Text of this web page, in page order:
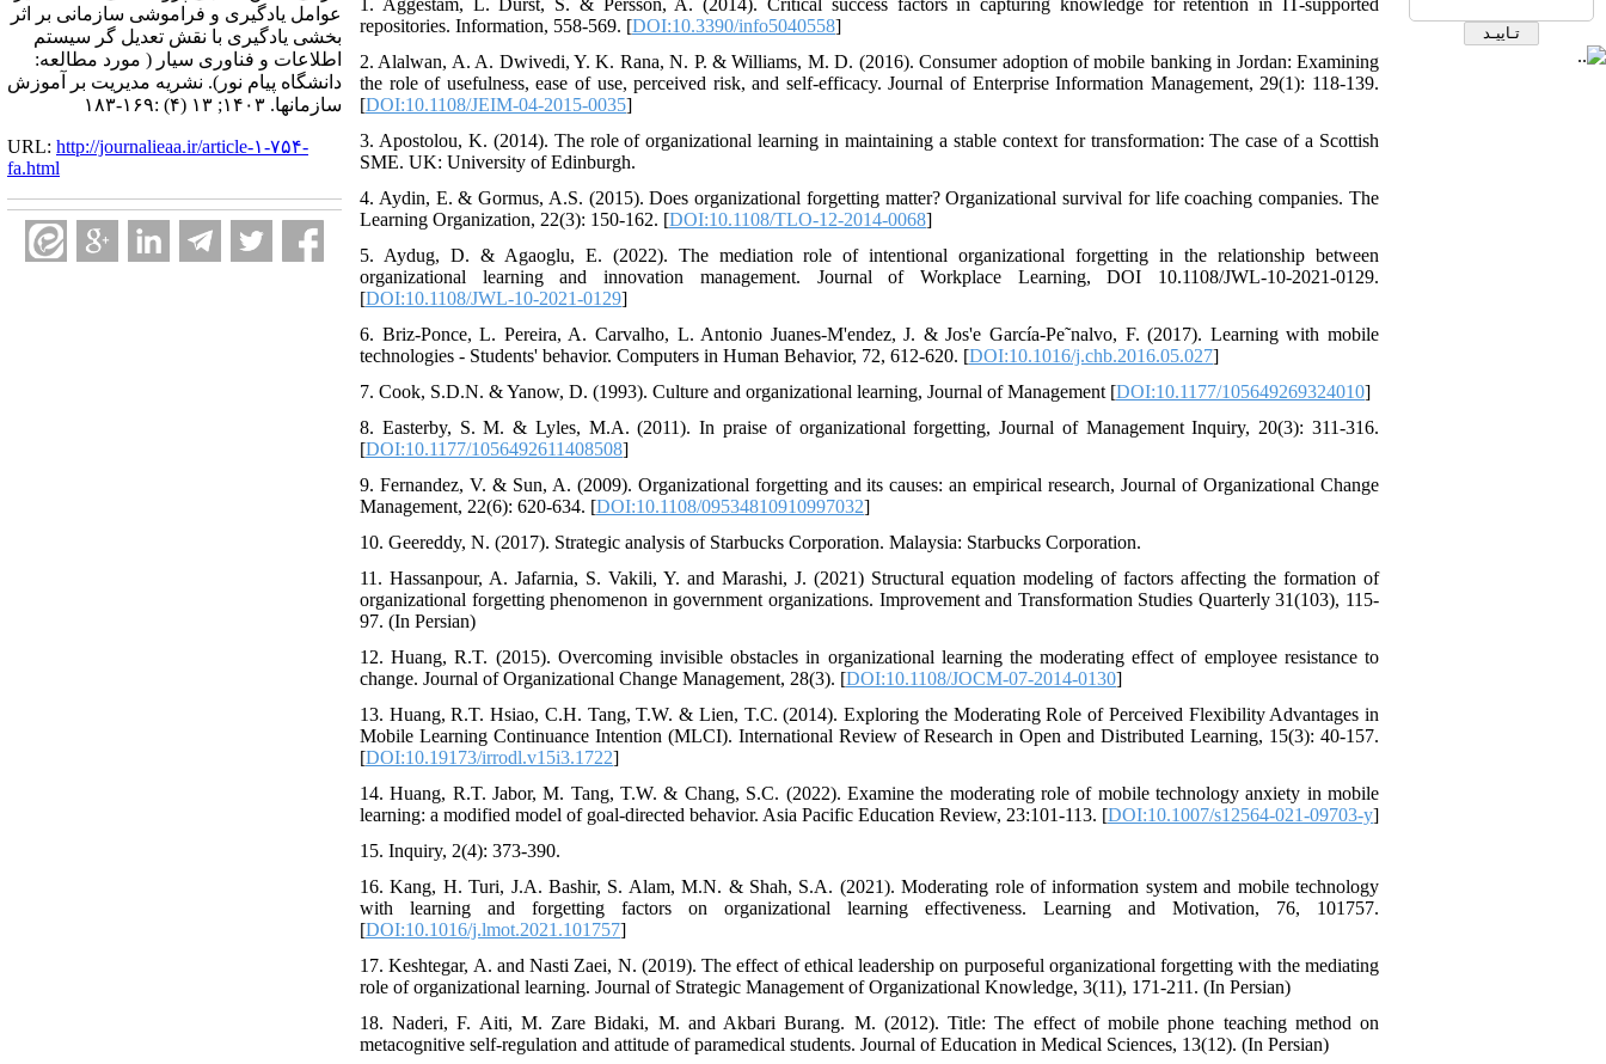
1. Aggestam, L. Durst, S. & Persson, A. (2014). Critical success factors in capturing knowledge for retention in IT-supported
repositories. Information, 558-569. [DOI:10.3390/info5040558]
2. Alalwan, A. A. Dwivedi, Y. K. Rana, N. P. & Williams, M. D. (2016). Consumer adoption of mobile banking in Jordan: Examining
the role of usefulness, ease of use, perceived risk, and self-efficacy. Journal of Enterprise Information Management, 29(1): 118-139.
[DOI:10.1108/JEIM-04-2015-0035]
3. Apostolou, K. (2014). The role of organizational learning in maintaining a stable context for transformation: The case of a Scottish
SME. UK: University of Edinburgh.
4. Aydin, E. & Gormus, A.S. (2015). Does organizational forgetting matter? Organizational survival for life coaching companies. The
Learning Organization, 22(3): 150-162. [DOI:10.1108/TLO-12-2014-0068]
5. Aydug, D. & Agaoglu, E. (2022). The mediation role of intentional organizational forgetting in the relationship between
organizational learning and innovation management. Journal of Workplace Learning, DOI 10.1108/JWL-10-2021-0129.
[DOI:10.1108/JWL-10-2021-0129]
6. Briz-Ponce, L. Pereira, A. Carvalho, L. Antonio Juanes-M'endez, J. & Jos'e García-Pe˜nalvo, F. (2017). Learning with mobile
technologies - Students' behavior. Computers in Human Behavior, 72, 612-620. [DOI:10.1016/j.chb.2016.05.027]
7. Cook, S.D.N. & Yanow, D. (1993). Culture and organizational learning, Journal of Management [DOI:10.1177/105649269324010]
8. Easterby, S. M. & Lyles, M.A. (2011). In praise of organizational forgetting, Journal of Management Inquiry, 20(3): 311-316.
[DOI:10.1177/1056492611408508]
9. Fernandez, V. & Sun, A. (2009). Organizational forgetting and its causes: an empirical research, Journal of Organizational Change
Management, 22(6): 620-634. [DOI:10.1108/09534810910997032]
10. Geereddy, N. (2017). Strategic analysis of Starbucks Corporation. Malaysia: Starbucks Corporation.
11. Hassanpour, A. Jafarnia, S. Vakili, Y. and Marashi, J. (2021) Structural equation modeling of factors affecting the formation of
organizational forgetting phenomenon in government organizations. Improvement and Transformation Studies Quarterly 31(103), 115-
97. (In Persian)
12. Huang, R.T. (2015). Overcoming invisible obstacles in organizational learning the moderating effect of employee resistance to
change. Journal of Organizational Change Management, 28(3). [DOI:10.1108/JOCM-07-2014-0130]
13. Huang, R.T. Hsiao, C.H. Tang, T.W. & Lien, T.C. (2014). Exploring the Moderating Role of Perceived Flexibility Advantages in
Mobile Learning Continuance Intention (MLCI). International Review of Research in Open and Distributed Learning, 15(3): 40-157.
[DOI:10.19173/irrodl.v15i3.1722]
14. Huang, R.T. Jabor, M. Tang, T.W. & Chang, S.C. (2022). Examine the moderating role of mobile technology anxiety in mobile
learning: a modified model of goal‑directed behavior. Asia Pacific Education Review, 23:101-113. [DOI:10.1007/s12564-021-09703-y]
15. Inquiry, 2(4): 373-390.
16. Kang, H. Turi, J.A. Bashir, S. Alam, M.N. & Shah, S.A. (2021). Moderating role of information system and mobile technology
with learning and forgetting factors on organizational learning effectiveness. Learning and Motivation, 76, 101757.
[DOI:10.1016/j.lmot.2021.101757]
17. Keshtegar, A. and Nasti Zaei, N. (2019). The effect of ethical leadership on purposeful organizational forgetting with the mediating
role of organizational learning. Journal of Strategic Management of Organizational Knowledge, 3(11), 171-211. (In Persian)
18. Naderi, F. Aiti, M. Zare Bidaki, M. and Akbari Burang. M. (2012). Title: The effect of mobile phone teaching method on
metacognitive self-regulation and attitude of paramedical students. Journal of Education in Medical Sciences, 13(12). (In Persian)
عوامل یادگیری و فراموشی سازمانی بر اثر
بخشی یادگیری با نقش تعدیل گر سیستم
اطلاعات و فناوری سیار ( مورد مطالعه:
دانشگاه پیام نور). نشریه مديريت بر آموزش
سازمانها. ۱۴۰۳; ۱۳ (۴) :۱۶۹-۱۸۳
URL: http://journalieaa.ir/article-۱-۷۵۴-
fa.html